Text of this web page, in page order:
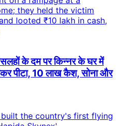
के दम पर किन्नर के घर में
पीटा, 10 लाख कैश, सोना और